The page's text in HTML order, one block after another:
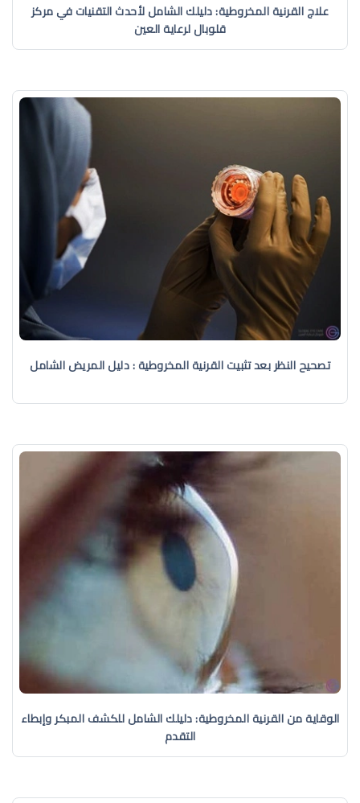
علاج القرنية المخروطية: دليلك الشامل لأحدث التقنيات في مركز
قلوبال لرعاية العين
تصحيح النظر بعد تثبيت القرنية المخروطية : دليل المريض الشامل
الوقاية من القرنية المخروطية: دليلك الشامل للكشف المبكر وإبطاء
التقدم